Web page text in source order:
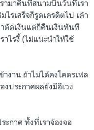
รามาคืนที่สนามบินวันที่เรา
ไรเสร็จก็รูดเครดิตไป เค้า
ตัดเงินแต่ก็คืนเงินทันที
ไรงี้ (ไม่แนะนำให้ใช้
งาน ถ้าไม่ได้คงโคตรเฟล
งประกาศผลยังมีอีเวง
ะกาศ ทั้งที่เราจ้องจอ